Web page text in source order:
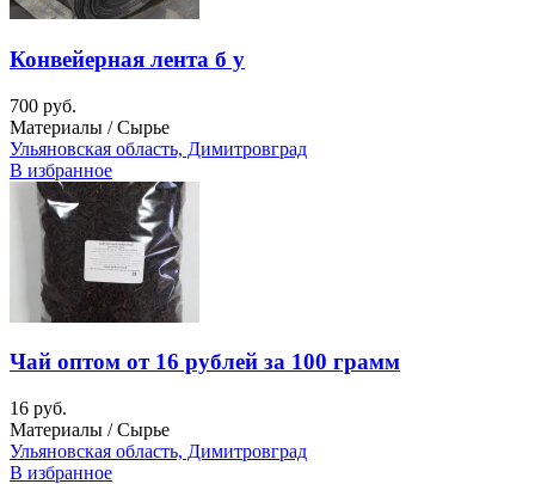
Конвейерная лента б у
700 руб.
Материалы / Сырье
Ульяновская область, Димитровград
В избранное
Чай оптом от 16 рублей за 100 грамм
16 руб.
Материалы / Сырье
Ульяновская область, Димитровград
В избранное